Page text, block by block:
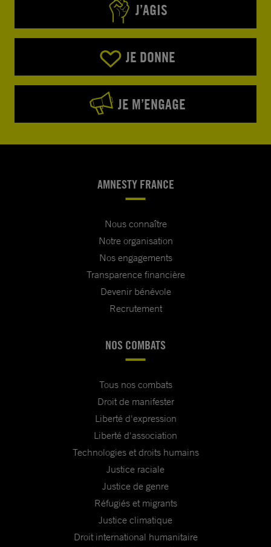
J’AGIS
JE DONNE
JE M’ENGAGE
AMNESTY FRANCE
Nous connaître
Notre organisation
Nos engagements
Transparence financière
Devenir bénévole
Recrutement
NOS COMBATS
Tous nos combats
Droit de manifester
Liberté d'expression
Liberté d'association
Technologies et droits humains
Justice raciale
Justice de genre
Réfugiés et migrants
Justice climatique
Droit international humanitaire